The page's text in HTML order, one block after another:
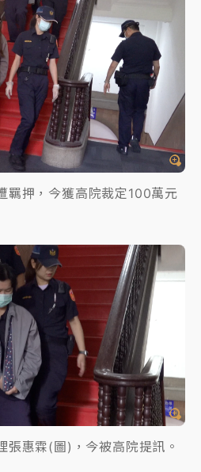
羈押，今獲高院裁定100萬元
張惠霖(圖)，今被高院提訊。